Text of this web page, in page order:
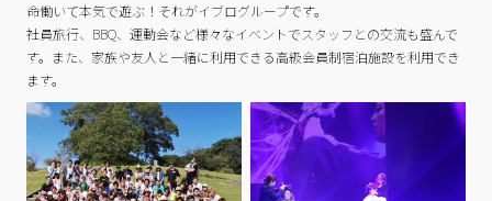
命働いて本気で遊ぶ！それがイブログループです。
社員旅行、BBQ、運動会など様々なイベントでスタッフとの交流も盛んで
す。また、家族や友人と一緒に利用できる高級会員制宿泊施設を利用でき
ます。